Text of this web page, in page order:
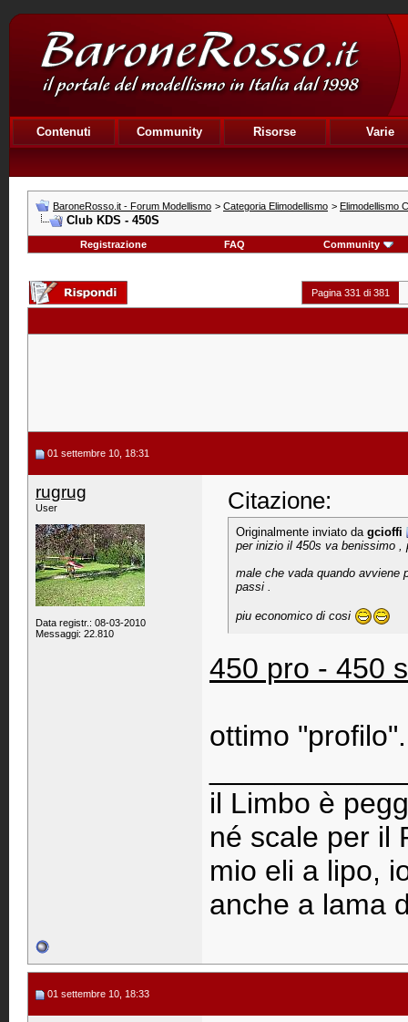
Contenuti Community Risorse Varie
BaroneRosso.it - Forum Modellismo > Categoria Elimodellismo > Elimodellismo
Club KDS - 450S
Registrazione FAQ Community
Pagina 331 di 381
01 settembre 10, 18:31
rugrug
User
Data registr.: 08-03-2010
Messaggi: 22.810
Citazione:
Originalmente inviato da gcioffi
per inizio il 450s va benissimo ,
male che vada quando avviene
passi .
piu economico di cosi
450 pro - 450
ottimo
il Limbo è
né scale per il
mio eli a lipo,
anche a lama
01 settembre 10, 18:33